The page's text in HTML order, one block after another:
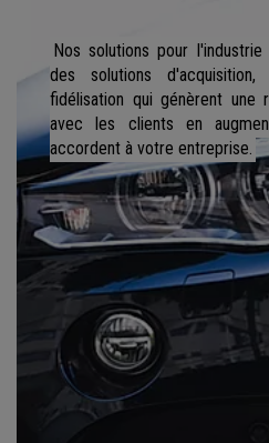
Nos solutions pour
des solutions
fidélisation qui génèrent une
avec les clients en
accordent à votre entreprise.